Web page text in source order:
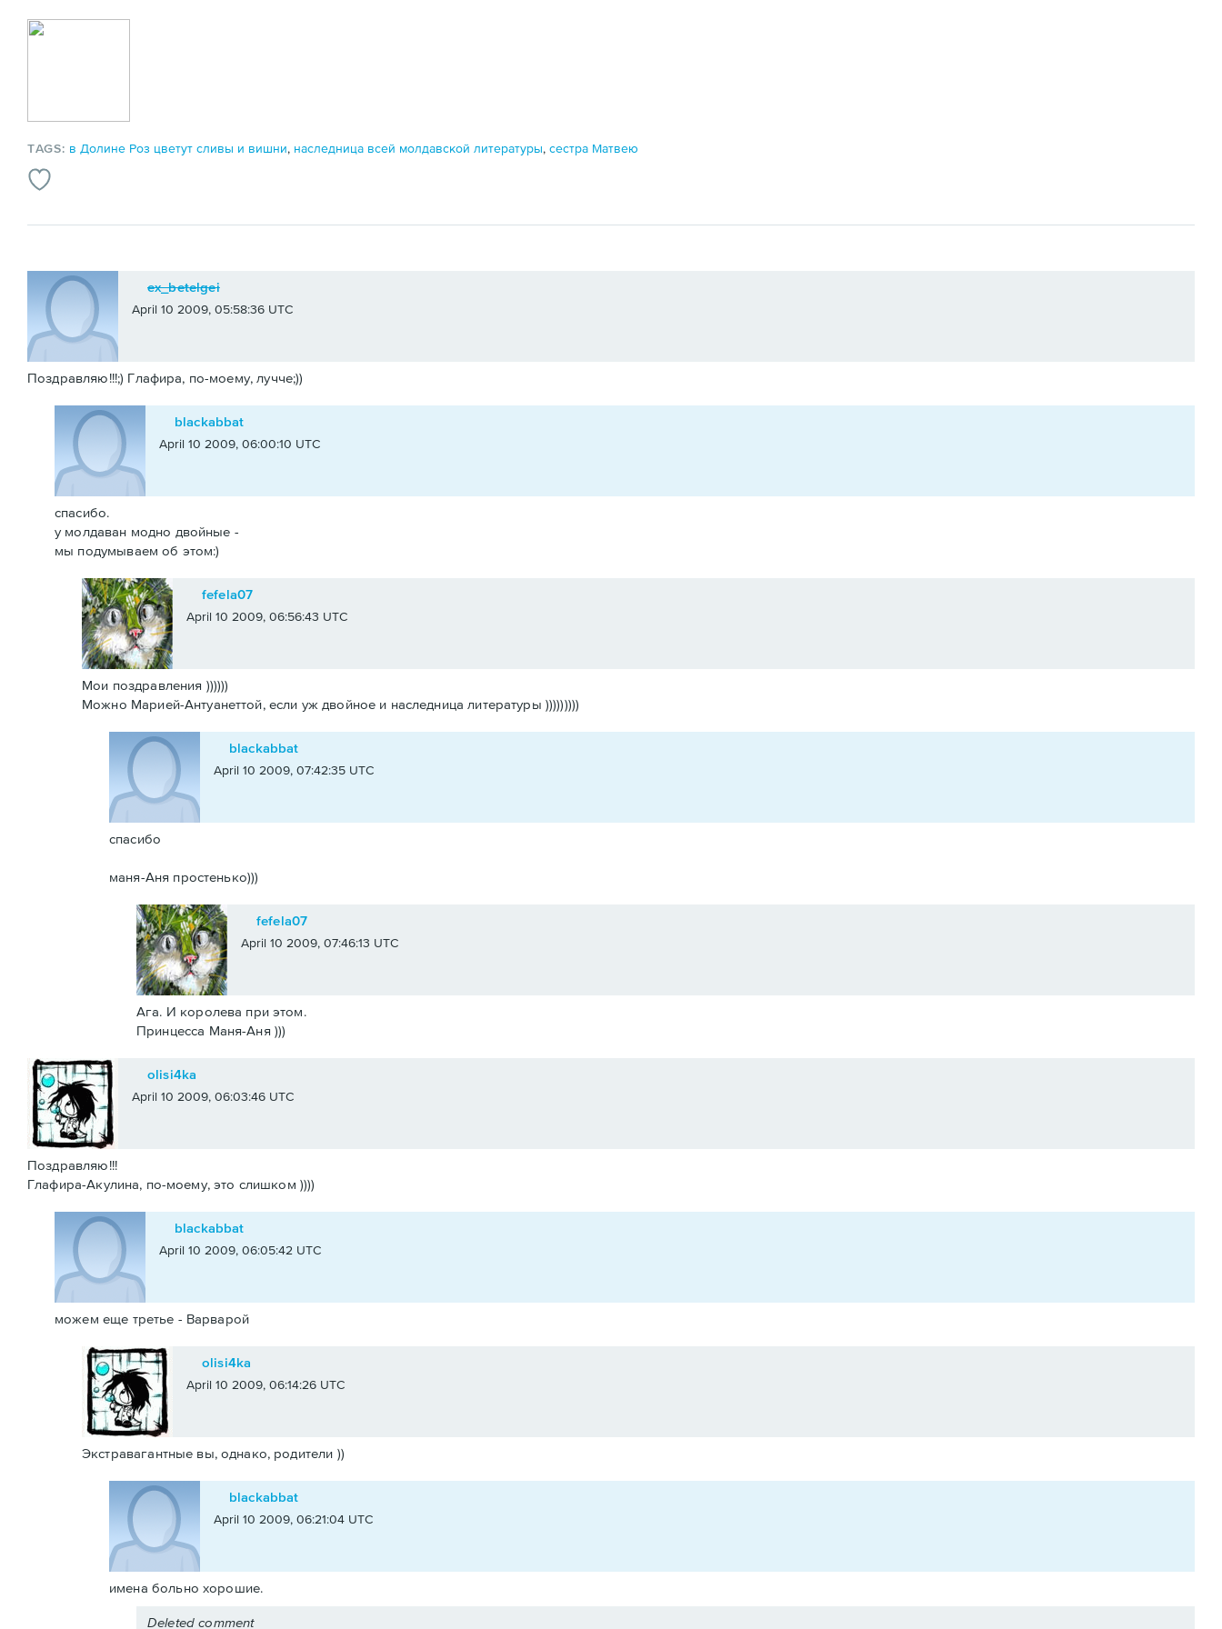
TAGS: в Долине Роз цветут сливы и вишни, наследница всей молдавской литературы,сестра Матвею
ex_betelgei
April 10 2009, 05:58:36 UTC
Поздравляю!!!;) Глафира, по-моему, лучче;))
blackabbat
April 10 2009, 06:00:10 UTC
спасибо.
у молдаван модно двойные -
мы подумываем об этом:)
fefela07
April 10 2009, 06:56:43 UTC
Мои поздравления ))))))
Можно Марией-Антуанеттой, если уж двойное и наследница литературы )))))))))
blackabbat
April 10 2009, 07:42:35 UTC
спасибо
маня-Аня простенько)))
fefela07
April 10 2009, 07:46:13 UTC
Ага. И королева при этом.
Принцесса Маня-Аня )))
olisi4ka
April 10 2009, 06:03:46 UTC
Поздравляю!!!
Глафира-Акулина, по-моему, это слишком ))))
blackabbat
April 10 2009, 06:05:42 UTC
можем еще третье - Варварой
olisi4ka
April 10 2009, 06:14:26 UTC
Экстравагантные вы, однако, родители ))
blackabbat
April 10 2009, 06:21:04 UTC
имена больно хорошие.
Deleted comment